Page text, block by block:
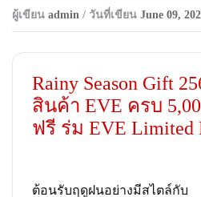
ผู้เขียน admin / วันที่เขียน June 09,
Rainy Season Gift
สินค้า EVE ครบ
ฟรี ร่ม EVE Limited
ต้อนรับฤดูฝนอย่างมีสไตล์กับ